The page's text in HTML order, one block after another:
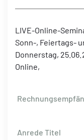
LIVE-Online-
Sonn-, Feiertags-
Donnerstag,
Online,
Anrede Titel